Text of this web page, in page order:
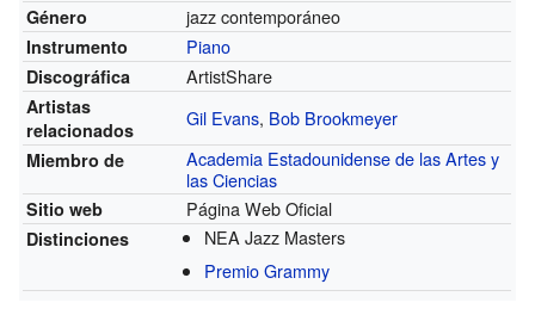
Género jazz contemporáneo
Instrumento Piano
Discográfica ArtistShare
Artistas
relacionados
Gil Evans, Bob Brookmeyer
Miembro de
Academia Estadounidense de las Artes y
las Ciencias
Sitio web Página Web Oficial
Distinciones
NEA Jazz Masters
Premio Grammy